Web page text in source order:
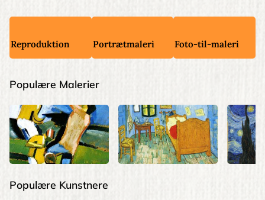
Reproduktion Portrætmaleri Foto-til-maleri
Populære Malerier
Populære Kunstnere